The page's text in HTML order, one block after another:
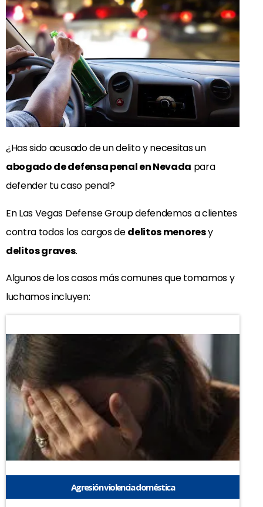
¿Has sido acusado de un delito y necesitas un
abogado de defensa penal en Nevada para
defender tu caso penal?
En Las Vegas Defense Group defendemos a clientes
contra todos los cargos dedelitos menoresy
delitos graves.
Algunos de los casos más comunes que tomamos y
luchamos incluyen:
Agresión violencia doméstica